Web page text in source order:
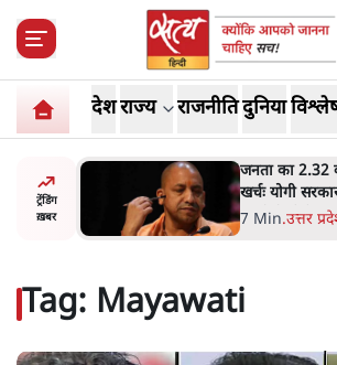
देशराज्य राजनीतिदुनिया
ट्रेंडिंग
ख़बर
पर
उलटबांसीः राष्ट्र
जारी है
11 Min.व्यंग्य/
Tag: Mayawati